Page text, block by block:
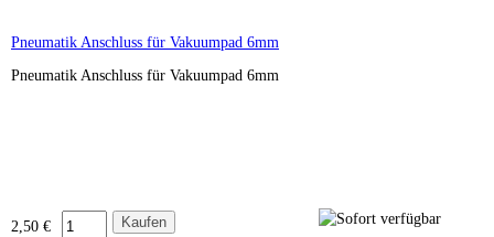
Pneumatik Anschluss für Vakuumpad 6mm
Pneumatik Anschluss für Vakuumpad 6mm
2,50 €